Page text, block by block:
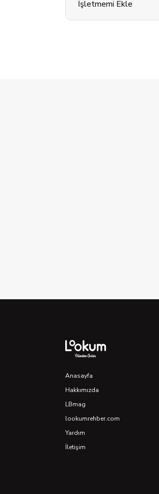
İşletmemi Ekle
Anasayfa
Hakkımızda
LBmag
lookumrehber.com
Yardım
İletişim